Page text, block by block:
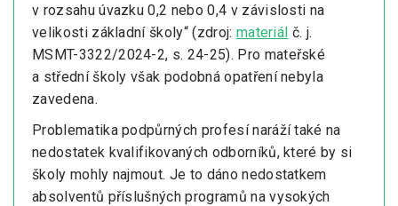
v rozsahu úvazku 0,2 nebo 0,4 v závislosti na
velikosti základní školy“ (zdroj: materiál č. j.
MSMT-3322/2024-2, s. 24-25). Pro mateřské
a střední školy však podobná opatření nebyla
zavedena.
Problematika podpůrných profesí naráží také na
nedostatek kvalifikovaných odborníků, které by si
školy mohly najmout. Je to dáno nedostatkem
absolventů příslušných programů na vysokých